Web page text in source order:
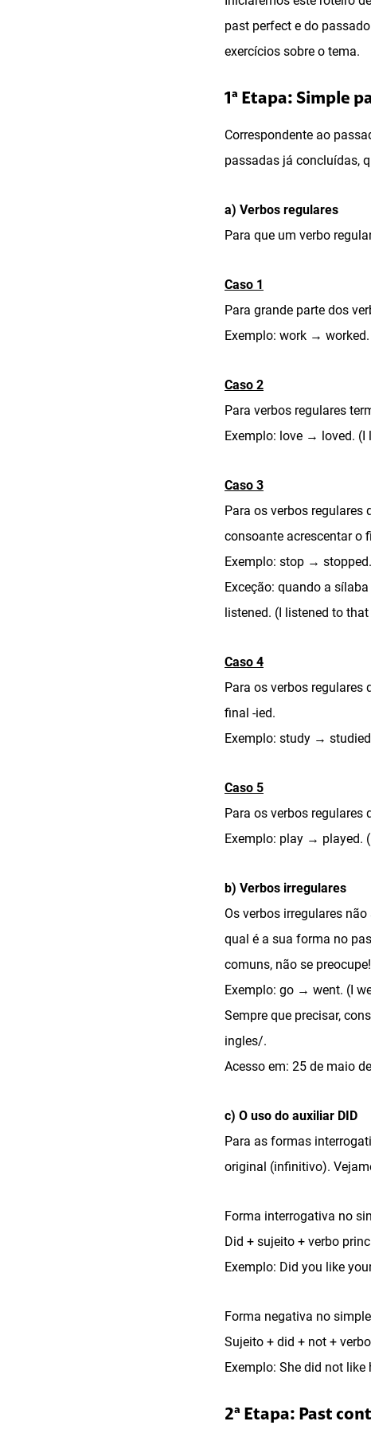
past perfect e do
exercícios sobre o tema.
1ª Etapa: Simple
Correspondente ao
passadas já concluídas,
a) Verbos regulares
Para que um verbo
Caso 1
Para grande parte dos
Exemplo: work →
Caso 2
Para verbos regulares
Exemplo: love → loved. (I
Caso 3
Para os verbos
consoante acrescentar o
Exemplo: stop →
Exceção: quando a
listened. (I listened to
Caso 4
Para os verbos regulares
final -ied.
Exemplo: study →
Caso 5
Para os verbos regulares
Exemplo: play → played.
b) Verbos irregulares
Os verbos irregulares
qual é a sua forma no
comuns, não se preocupe!
Exemplo: go → went. (I
Sempre que precisar,
ingles/.
Acesso em: 25 de maio
c) O uso do auxiliar DID
Para as formas
original (infinitivo).
Forma interrogativa no
Did + sujeito + verbo
Exemplo: Did you like
Forma negativa no
Sujeito + did + not +
Exemplo: She did not like
2ª Etapa: Past